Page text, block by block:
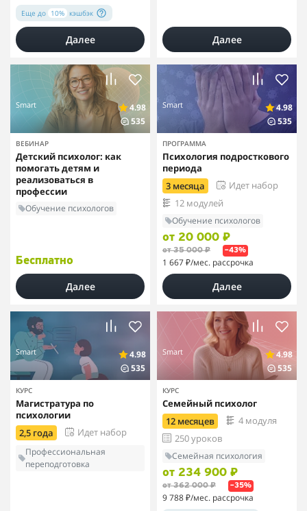
Еще до 10% кэшбэк
Далее Далее
Smart
4.98
535
ВЕБИНАР
Детский психолог: как
помогать детям и
реализоваться в
профессии
Обучение психологов
Бесплатно
Далее
Smart
4.98
535
ПРОГРАММА
Психология подросткового
периода
3 месяца
Идет набор
12 модулей
Обучение психологов
от 20 000 ₽
от 35 000 ₽ –43%
1 667 ₽/мес. рассрочка
Далее
Smart
4.98
535
КУРС
Магистратура по
психологии
2,5 года
Идет набор
Профессиональная
переподготовка
Smart
4.98
535
КУРС
Семейный психолог
12 месяцев
4 модуля
250 уроков
Семейная психология
от 234 900 ₽
от 362 000 ₽ –35%
9 788 ₽/мес. рассрочка